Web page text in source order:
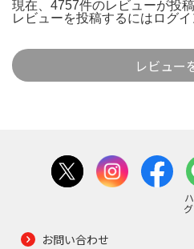
現在、4757件のレビューが投
レビューを投稿するには ログイ
レビュー
お問い合わせ